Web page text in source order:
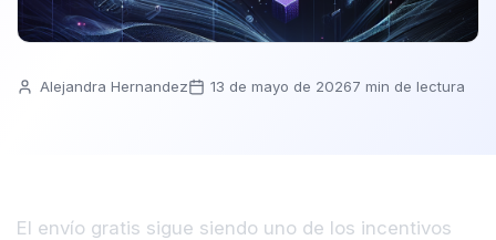
Alejandra Hernandez 13 de mayo de 20267 min de lectura
El envío gratis sigue siendo uno de los incentivos